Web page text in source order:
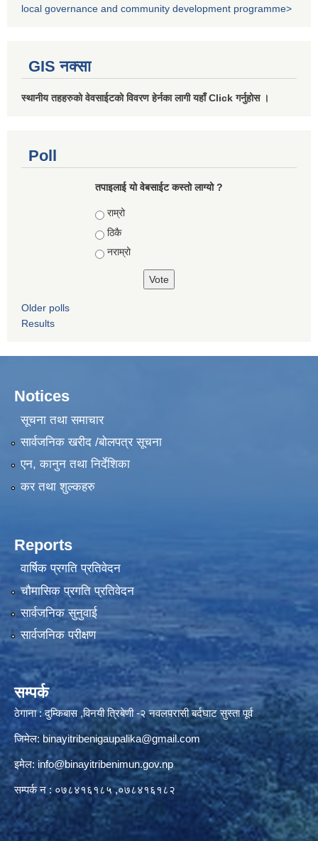
local governance and community development programme>
GIS नक्सा
स्थानीय तहहरुको वेवसाईटको विवरण हेर्नका लागी यहाँ Click गर्नुहोस ।
Poll
तपाइलाई यो वेबसाईट कस्तो लाग्यो ?
Choices
राम्रो
ठिकै
नराम्रो
Older polls
Results
Notices
सूचना तथा समाचार
सार्वजनिक खरीद /बोलपत्र सूचना
एन, कानुन तथा निर्देशिका
कर तथा शुल्कहरु
Reports
वार्षिक प्रगति प्रतिवेदन
चौमासिक प्रगति प्रतिवेदन
सार्वजनिक सुनुवाई
सार्वजनिक परीक्षण
सम्पर्क
ठेगाना : दुम्किबास ,विनयी त्रिबेणी -२ नवलपरासी बर्दघाट सुस्ता पूर्व
जिमेल: binayitribenigaupalika@gmail.com
इमेल: info@binayitribenimun.gov.np
सम्पर्क न : ०७८४१६१८५ ,०७८४१६१८२